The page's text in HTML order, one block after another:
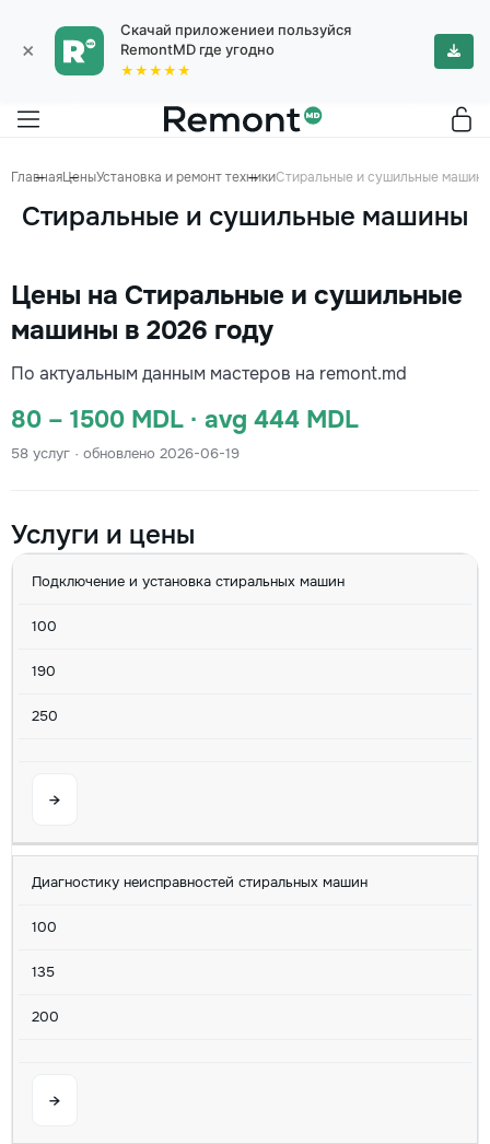
×
Скачай приложениеи пользуйся
RemontMD где угодно
★★★★★
ГлавнаяЦеныУстановка и ремонт техникиСтиральные и сушильные
Стиральные и сушильные машины
Цены на Стиральные и сушильные
машины в 2026 году
По актуальным данным мастеров на remont.md
80 – 1500 MDL · avg 444 MDL
58 услуг · обновлено 2026-06-19
Услуги и цены
УСЛУГА MIN AVG MAX U/M
Подключение и установка стиральных машин
100
190
250
→
Диагностику неисправностей стиральных машин
100
135
200
→